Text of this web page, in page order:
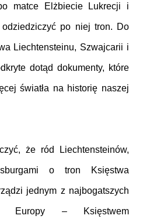
matce Elżbiecie Lukrecji i
po niej tron. Do
Liechtensteinu, Szwajcarii i
dotąd dokumenty, które
światła na historię naszej
że ród Liechtensteinów,
o tron Księstwa
jednym z najbogatszych
Europy – Księstwem